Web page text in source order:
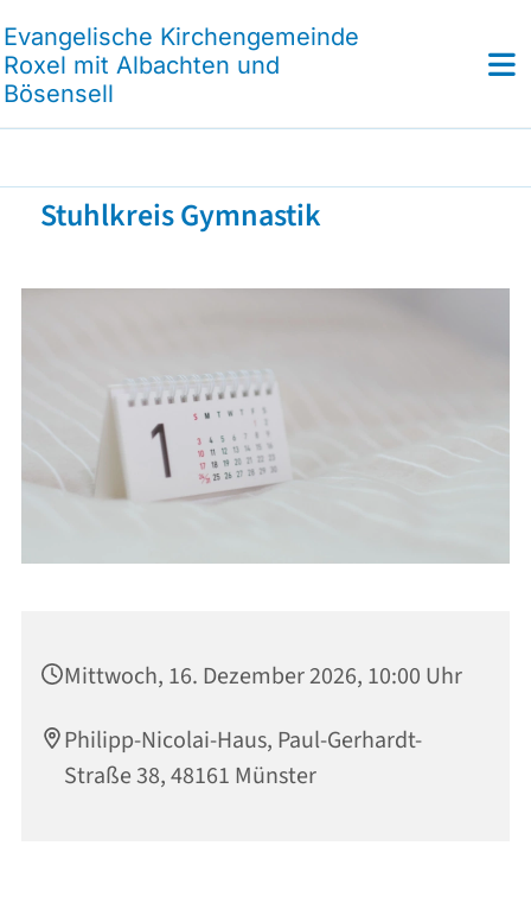
Evangelische Kirchengemeinde
Roxel mit Albachten und
Bösensell
Stuhlkreis Gymnastik
Mittwoch, 16. Dezember 2026, 10:00 Uhr
Philipp-Nicolai-Haus, Paul-Gerhardt-
Straße 38, 48161 Münster